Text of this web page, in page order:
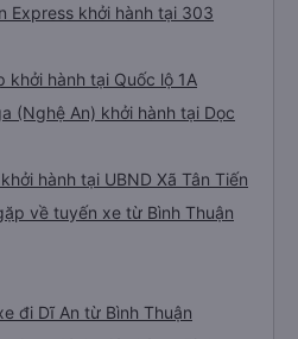
Express khởi hành tại 303
khởi hành tại Quốc lộ 1A
(Nghệ An) khởi hành tại Dọc
hành tại UBND Xã Tân Tiến
về tuyến xe từ Bình Thuận
đi Dĩ An từ Bình Thuận